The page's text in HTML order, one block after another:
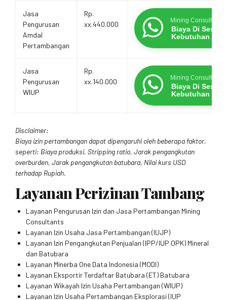
Jasa
Pengurusan
Amdal
Pertambangan
Rp.
xx.440.000
Mining Consultants
Biaya Di
Kebutuhan
Jasa
Pengurusan
WIUP
Rp.
xx.140.000
Mining Consultants
Biaya Di
Kebutuhan
Disclaimer:
Biaya izin pertambangan dapat dipengaruhi oleh beberapa faktor,
seperti: Biaya produksi, Stripping ratio, Jarak pengangkutan
overburden, Jarak pengangkutan batubara, Nilai kurs USD
terhadap Rupiah.
Layanan Perizinan Tambang
Layanan Pengurusan Izin dan Jasa Pertambangan Mining
Consultants
Layanan Izin Usaha Jasa Pertambangan (IUJP)
Layanan Izin Pengangkutan Penjualan (IPP/IUP OPK) Mineral
dan Batubara
Layanan Minerba One Data Indonesia (MODI)
Layanan Eksportir Terdaftar Batubara (ET) Batubara
Layanan Wikayah Izin Usaha Pertambangan (WIUP)
Layanan Izin Usaha Pertambangan Eksplorasi (IUP